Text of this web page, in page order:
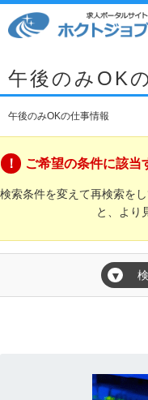
午後のみOK
午後のみOKの仕事情報
ご希望の条件に該当
検索条件を変えて再検索を
と、より
▼